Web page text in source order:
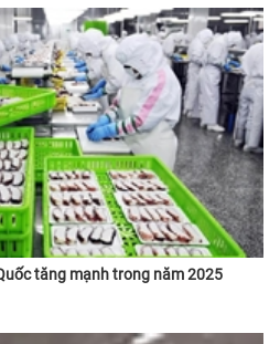
tăng mạnh trong năm 2025